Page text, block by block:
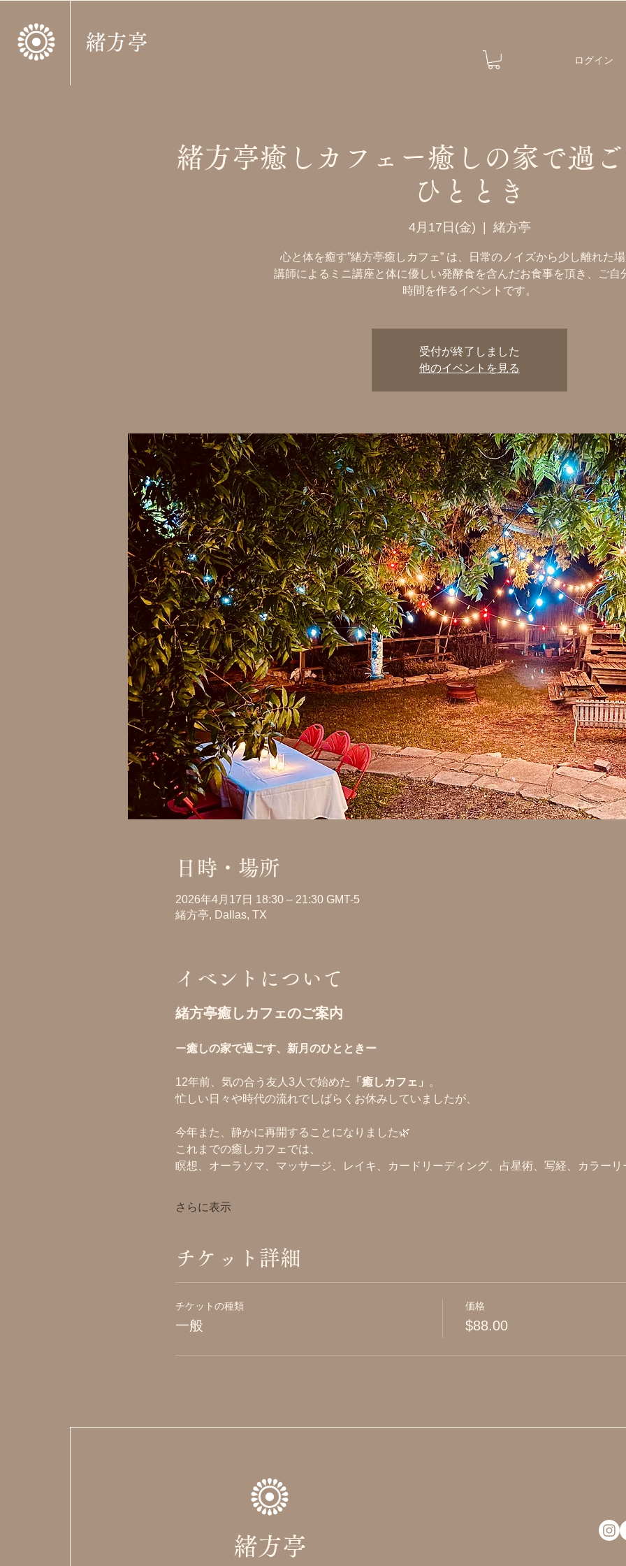
緒方亭
ログイン
緒方亭癒しカフェー癒しの家で過
ひととき
4月17日(金)
  |
緒方亭
心と体を癒す”緒方亭癒しカフェ” は、日常のノイズから少し離れた場
講師によるミニ講座と体に優しい発酵食を含んだお食事を頂き、ご自
時間を作るイベントです。
受付が終了しました
他のイベントを見る
日時・場所
2026年4月17日 18:30 – 21:30 GMT-5
緒方亭, Dallas, TX
イベントについて
緒方亭癒しカフェのご案内
ー癒しの家で過ごす、新月のひとときー
12年前、気の合う友人3人で始めた 「癒しカフェ」
。
忙しい日々や時代の流れでしばらくお休みしていましたが、
今年また、静かに再開することになりました🌿
これまでの癒しカフェでは、
瞑想、オーラソマ、マッサージ、レイキ、カードリーディング、占星術、写経、カラーリ
さらに表示
チケット詳細
チケットの種類
一般
価格
$88.00
緒方亭